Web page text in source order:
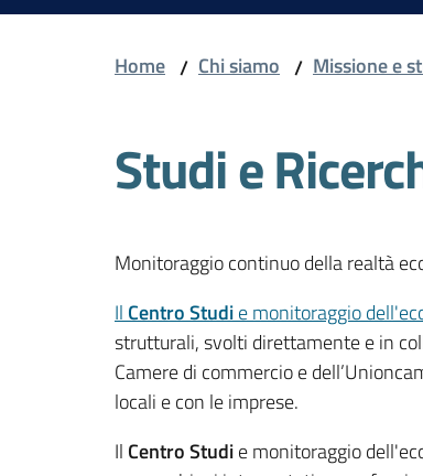
Home / Chi siamo / Missione e
Studi e
Monitoraggio continuo della realtà
Il Centro Studie monitoraggio
strutturali, svolti direttamente e in
Camere di commercio e
locali e con le imprese.
Il Centro Studie monitoraggio